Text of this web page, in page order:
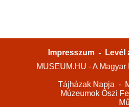
Impresszum -
Levél
MUSEUM.HU - A
Tájházak Napja -
Múzeumok Őszi